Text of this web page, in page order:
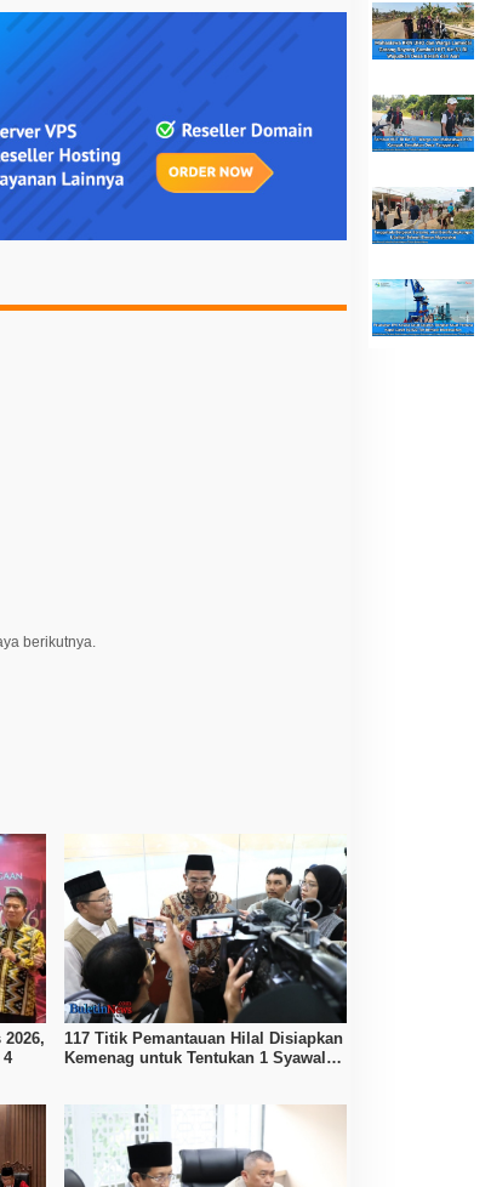
berikutnya.
4
117 Titik Pemantauan Hilal Disiapkan
Kemenag untuk Tentukan 1 Syawal